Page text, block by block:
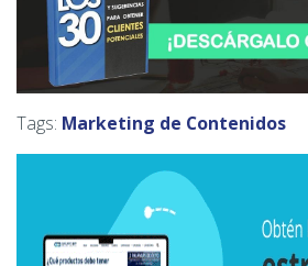
Tags: Marketing de Contenidos